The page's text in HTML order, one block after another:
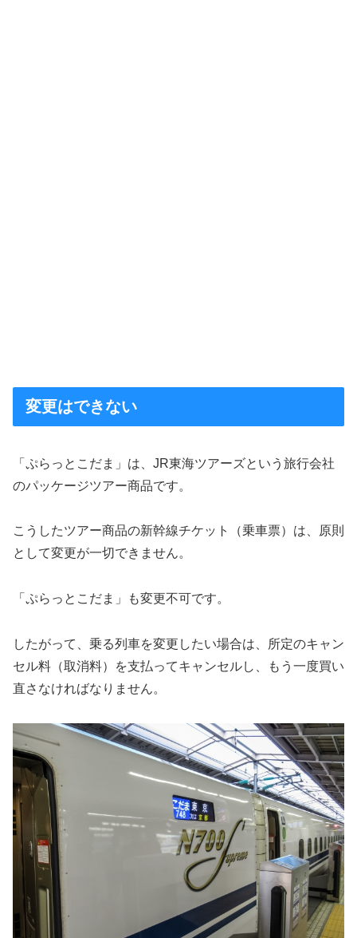
変更はできない
「ぷらっとこだま」は、JR東海ツアーズという旅行会社
のパッケージツアー商品です。
こうしたツアー商品の新幹線チケット（乗車票）は、原則
として変更が一切できません。
「ぷらっとこだま」も変更不可です。
したがって、乗る列車を変更したい場合は、所定のキャン
セル料（取消料）を支払ってキャンセルし、もう一度買い
直さなければなりません。